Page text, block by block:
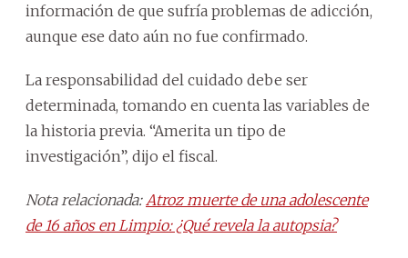
información de que sufría problemas de adicción,
aunque ese dato aún no fue confirmado.
La responsabilidad del cuidado debe ser
determinada, tomando en cuenta las variables de
la historia previa. “Amerita un tipo de
investigación”, dijo el fiscal.
Nota relacionada: Atroz muerte de una adolescente
de 16 años en Limpio: ¿Qué revela la autopsia?